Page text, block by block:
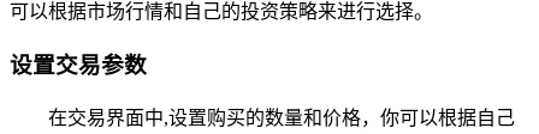
可以根据市场行情和自己的投资策略来进行选择。
设置交易参数
在交易界面中,设置购买的数量和价格，你可以根据自己